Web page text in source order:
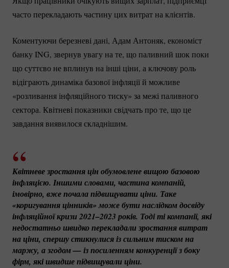
часто перекладають частину цих витрат на клієнтів.
Коментуючи березневі дані, Адам Антоняк, економіст
банку ING, звернув увагу на те, що паливний шок поки
що суттєво не вплинув на інші ціни, а ключову роль
відіграють динаміка базової інфляції й можливе
«розливання інфляційного тиску» за межі паливного
сектора. Квітневі показники свідчать про те, що це
завдання виявилося складнішим.
Квітневе зростання цін обумовлене вищою базовою
інфляцією. Іншими словами, частина компаній,
імовірно, вже почала підвищувати ціни. Таке
«коригування цінників» може бути наслідком досвіду
інфляційної кризи 2021–2023 років. Тоді ті компанії, які
недостатньо швидко перекладали зростання витрат
на ціни, спершу стикнулися із сильним тиском на
маржу, а згодом — із посиленням конкуренції з боку
фірм, які швидше підвищували ціни.